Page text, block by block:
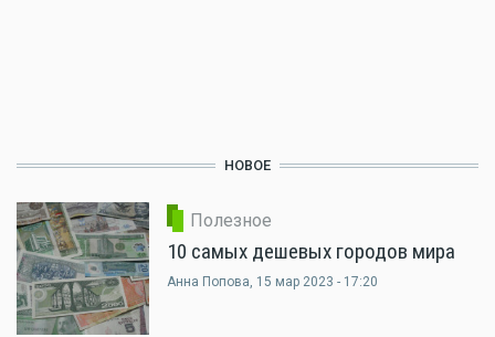
НОВОЕ
Полезное
10 самых дешевых городов мира
Анна Попова, 15 мар 2023 - 17:20